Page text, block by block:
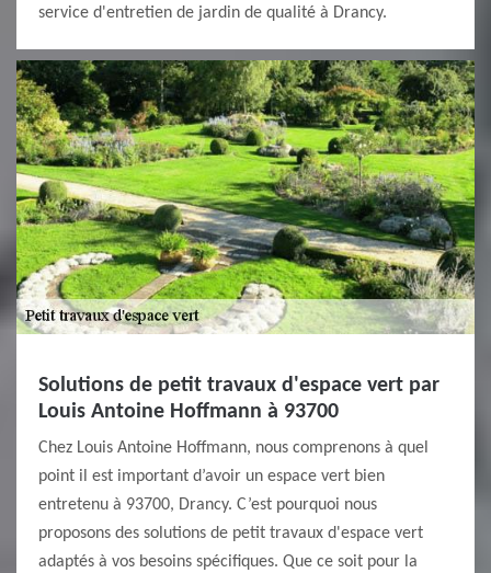
service d'entretien de jardin de qualité à Drancy.
Solutions de petit travaux d'espace vert par
Louis Antoine Hoffmann à 93700
Chez Louis Antoine Hoffmann, nous comprenons à quel
point il est important d’avoir un espace vert bien
entretenu à 93700, Drancy. C’est pourquoi nous
proposons des solutions de petit travaux d'espace vert
adaptés à vos besoins spécifiques. Que ce soit pour la